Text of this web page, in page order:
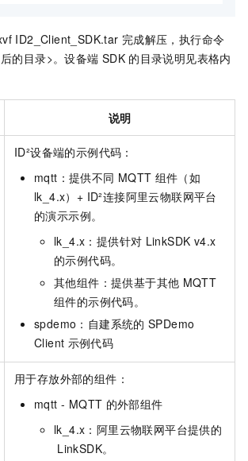
ID2_Client_SDK.tar 完成解压，执行命令
后的目录>。设备端 SDK 的目录说明见表格内
说明
ID²设备端的示例代码：
mqtt：提供不同 MQTT 组件（如
lk_4.x）+ ID²连接阿里云物联网平台
的演示示例。
lk_4.x：提供针对 LinkSDK v4.x
的示例代码。
其他组件：提供基于其他 MQTT
组件的示例代码。
spdemo：自建系统的 SPDemo
Client 示例代码
用于存放外部的组件：
mqtt - MQTT 的外部组件
lk_4.x：阿里云物联网平台提供的
LinkSDK。